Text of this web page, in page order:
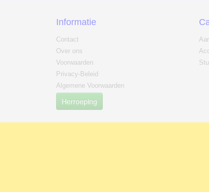
Informatie
Contact
Over ons
Voorwaarden
Privacy-Beleid
Algemene Voorwaarden
Herroeping